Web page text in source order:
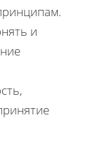
и